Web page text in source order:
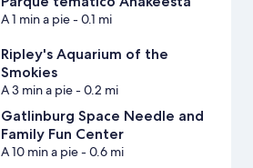
A 1 min a pie- 0.1 mi
Ripley's Aquarium of the
Smokies
A 3 min a pie- 0.2 mi
Gatlinburg Space Needle and
Family Fun Center
A 10 min a pie- 0.6 mi